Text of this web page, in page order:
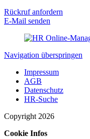
Rückruf anfordern
E-Mail senden
Navigation überspringen
Impressum
AGB
Datenschutz
HR-Suche
Copyright 2026
Cookie Infos